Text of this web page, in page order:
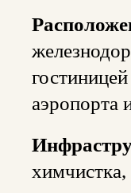
аэропорта
химчистка,